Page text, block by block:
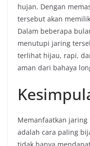
hujan. Dengan
tersebut akan
Dalam beberapa
menutupi jaring
terlihat hijau, rapi,
aman dari bahaya
Memanfaatkan
adalah cara paling